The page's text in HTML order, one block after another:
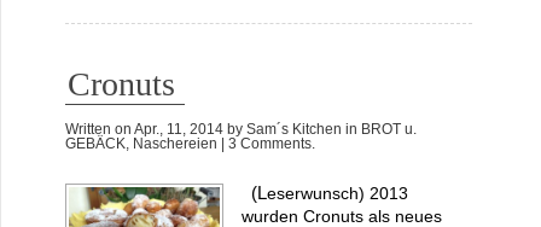
Cronuts
Written on Apr., 11, 2014 by Sam´s Kitchen in BROT u.
GEBÄCK, Naschereien | 3 Comments.
(Leserwunsch) 2013
wurden Cronuts als neues